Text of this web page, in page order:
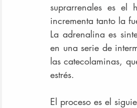
suprarrenales es el
incrementa tanto la
La adrenalina es
en una serie de
las catecolaminas,
estrés.
El proceso es el